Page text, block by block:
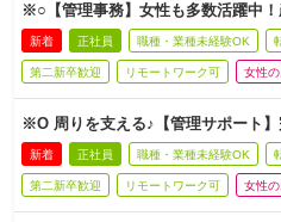
※○【管理事務】女性も多数活躍中
新着 正社員 職種・業種未経験OK
第二新卒歓迎 リモートワーク可 女性
※O 周りを支える♪【管理サポート
新着 正社員 職種・業種未経験OK
第二新卒歓迎 リモートワーク可 女性